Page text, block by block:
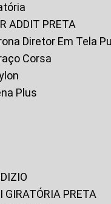
ADDIT PRETA
Diretor Em Tela
Corsa
Plus
GIRATÓRIA PRETA